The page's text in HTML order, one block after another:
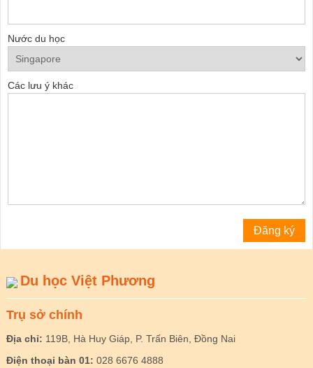
Nước du học
Các lưu ý khác
Du học Việt Phương
Trụ sở chính
Địa chỉ: 119B, Hà Huy Giáp, P. Trấn Biên, Đồng Nai
Điện thoại bàn 01: 028 6676 4888